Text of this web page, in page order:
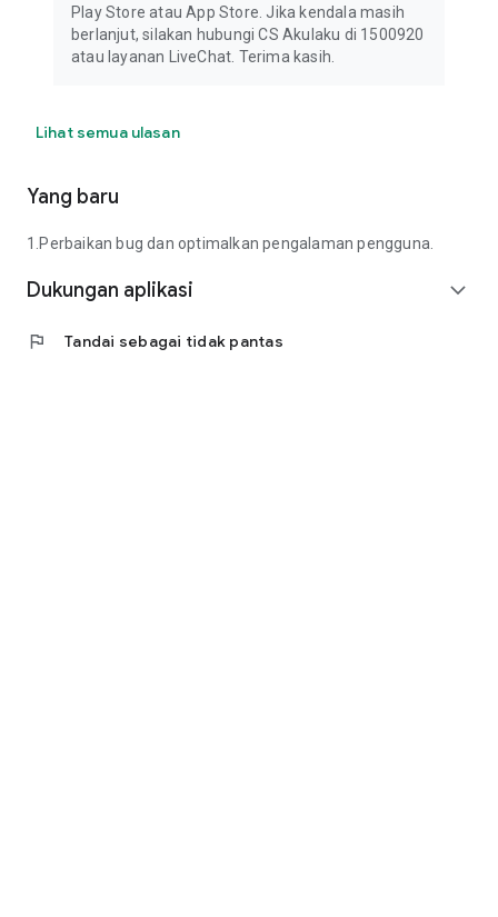
Play Store atau App Store. Jika kendala masih
berlanjut, silakan hubungi CS Akulaku di 1500920
atau layanan LiveChat. Terima kasih.
Lihat semua ulasan
Yang baru
1.Perbaikan bug dan optimalkan pengalaman pengguna.
Dukungan aplikasi expand_more
flag Tandai sebagai tidak pantas